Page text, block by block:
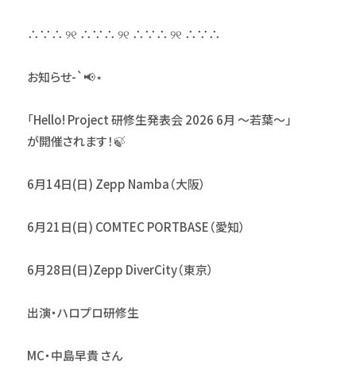
∴∵∴ ୨୧ ∴∵∴ ୨୧ ∴∵∴ ୨୧ ∴∵∴
お知らせ-`📢⋆
「Hello! Project 研修生発表会 2026 6月 〜若葉〜」
が開催されます！🍃
6月14日(日) Zepp Namba（大阪）
6月21日(日) COMTEC PORTBASE（愛知）
6月28日(日)Zepp DiverCity（東京）
出演・ハロプロ研修生
MC・中島早貴 さん